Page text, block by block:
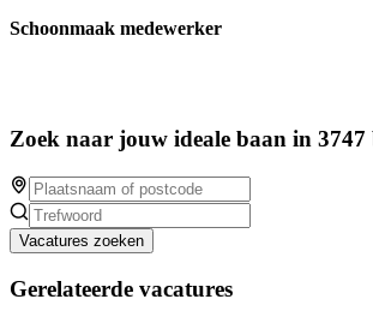
Schoonmaak medewerker
Zoek naar jouw ideale baan in 3747
Vacatures zoeken
Gerelateerde vacatures